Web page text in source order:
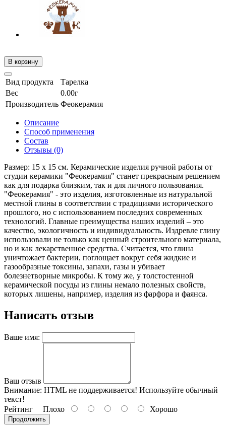
В корзину
Вид продукта
Тарелка
Вес
0.00г
Производитель Феокерамия
Описание
Способ применения
Состав
Отзывы (0)
Размер: 15 х 15 см. Керамические изделия ручной работы от
студии керамики "Феокерамия" станет прекрасным решением
как для подарка близким, так и для личного пользования.
"Феокерамия" - это изделия, изготовленные из натуральной
местной глины в соответствии с традициями исторического
прошлого, но с использованием последних современных
технологий. Главные преимущества наших изделий – это
качество, экологичность и индивидуальность. Издревле глину
использовали не только как ценный строительного материала,
но и как лекарственное средства. Считается, что глина
уничтожает бактерии, поглощает вокруг себя жидкие и
газообразные токсины, запахи, газы и убивает
болезнетворные микробы. К тому же, у толстостенной
керамической посуды из глины немало полезных свойств,
которых лишены, например, изделия из фарфора и фаянса.
Написать отзыв
Ваше имя:
Ваш отзыв
Внимание: HTML не поддерживается! Используйте обычный
текст!
Рейтинг Плохо Хорошо
Продолжить